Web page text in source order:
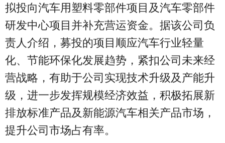
拟投向汽车用塑料零部件项目及汽车零部件
研发中心项目并补充营运资金。据该公司负
责人介绍，募投的项目顺应汽车行业轻量
化、节能环保化发展趋势，紧扣公司未来经
营战略，有助于公司实现技术升级及产能升
级，进一步发挥规模经济效益，积极拓展新
排放标准产品及新能源汽车相关产品市场，
提升公司市场占有率。